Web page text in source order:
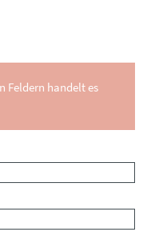
Feldern handelt es